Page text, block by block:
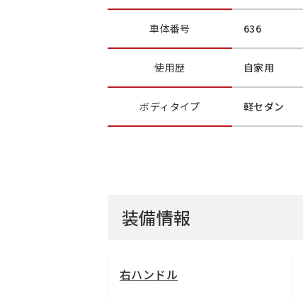
車体番号 636
使用歴 自家用
ボディ タイプ 軽セダン
装備情報
右ハンドル